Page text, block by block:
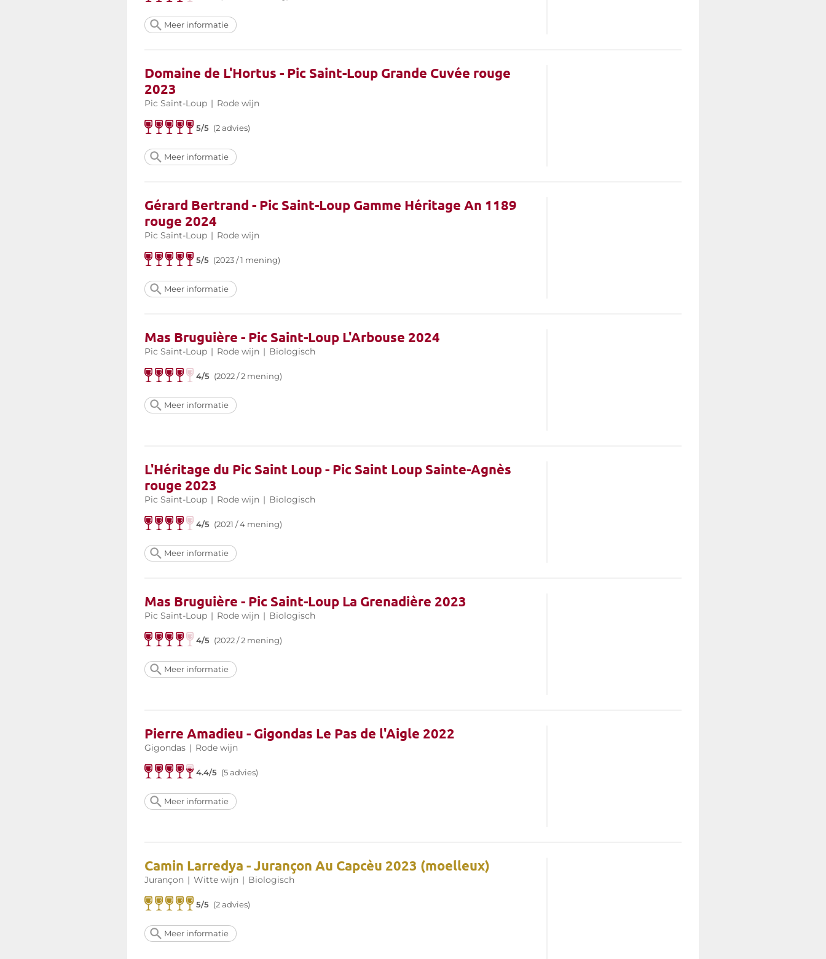
Meer informatie
Domaine de L'Hortus - Pic Saint-Loup Grande Cuvée rouge
2023
Pic Saint-Loup | Rode wijn
5/5 (2 advies)
Meer informatie
Gérard Bertrand - Pic Saint-Loup Gamme Héritage An 1189
rouge 2024
Pic Saint-Loup | Rode wijn
5/5 (2023 / 1 mening)
Meer informatie
Mas Bruguière - Pic Saint-Loup L'Arbouse 2024
Pic Saint-Loup | Rode wijn | Biologisch
4/5 (2022 / 2 mening)
Meer informatie
L'Héritage du Pic Saint Loup - Pic Saint Loup Sainte-Agnès
rouge 2023
Pic Saint-Loup | Rode wijn | Biologisch
4/5 (2021 / 4 mening)
Meer informatie
Mas Bruguière - Pic Saint-Loup La Grenadière 2023
Pic Saint-Loup | Rode wijn | Biologisch
4/5 (2022 / 2 mening)
Meer informatie
Pierre Amadieu - Gigondas Le Pas de l'Aigle 2022
Gigondas | Rode wijn
4.4/5 (5 advies)
Meer informatie
Camin Larredya - Jurançon Au Capcèu 2023 (moelleux)
Jurançon | Witte wijn | Biologisch
5/5 (2 advies)
Meer informatie